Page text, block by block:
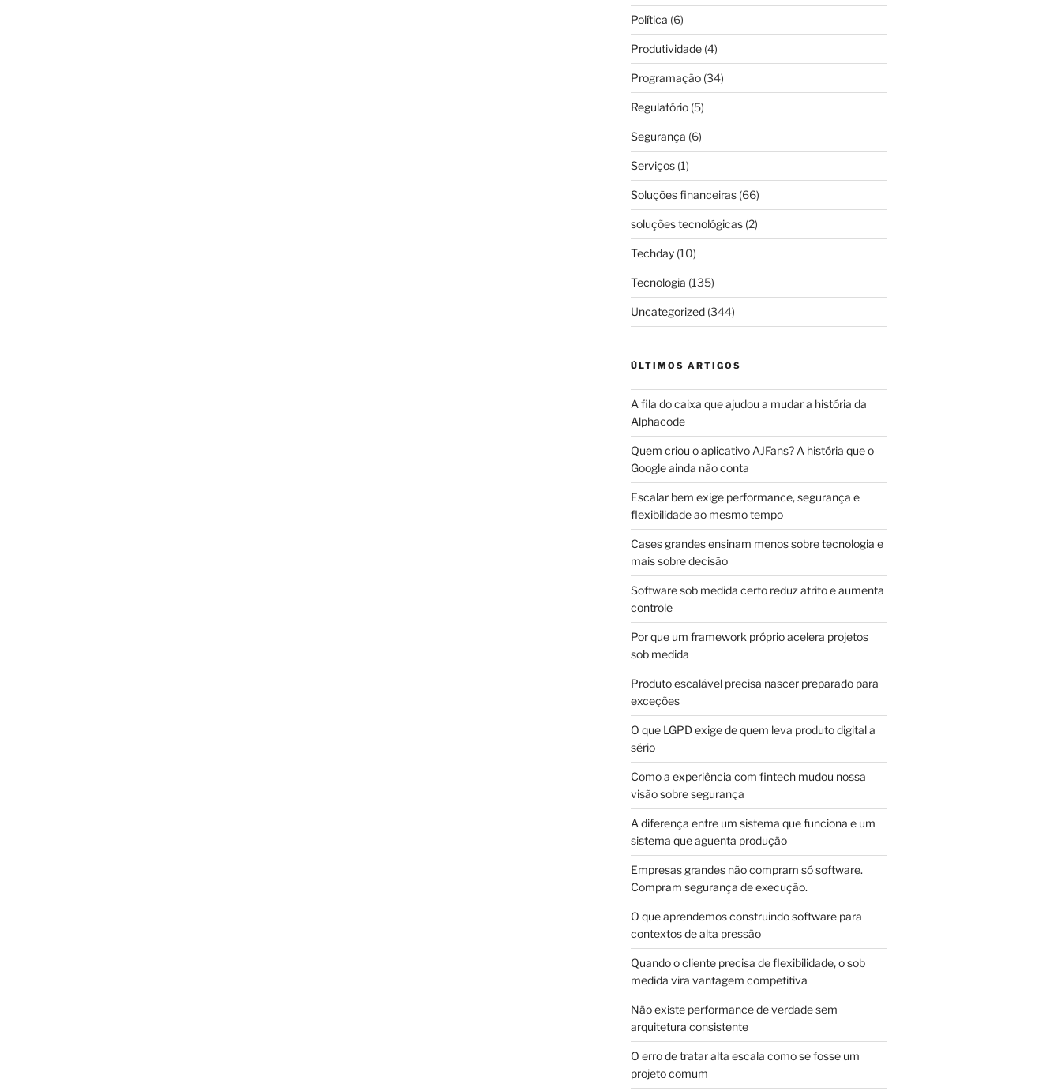
Política (6)
Produtividade(4)
Programação(34)
Regulatório(5)
Segurança (6)
Serviços(1)
Soluções financeiras(66)
soluções tecnológicas(2)
Techday(10)
Tecnologia (135)
Uncategorized(344)
ÚLTIMOS ARTIGOS
A fila do caixa que ajudou a mudar a história da
Alphacode
Quem criou o aplicativo AJFans? A história que o
Google ainda não conta
Escalar bem exige performance, segurança e
flexibilidade ao mesmo tempo
Cases grandes ensinam menos sobre tecnologia e
mais sobre decisão
Software sob medida certo reduz atrito e aumenta
controle
Por que um framework próprio acelera projetos
sob medida
Produto escalável precisa nascer preparado para
exceções
O que LGPD exige de quem leva produto digital a
sério
Como a experiência com fintech mudou nossa
visão sobre segurança
A diferença entre um sistema que funciona e um
sistema que aguenta produção
Empresas grandes não compram só software.
Compram segurança de execução.
O que aprendemos construindo software para
contextos de alta pressão
Quando o cliente precisa de flexibilidade, o sob
medida vira vantagem competitiva
Não existe performance de verdade sem
arquitetura consistente
O erro de tratar alta escala como se fosse um
projeto comum